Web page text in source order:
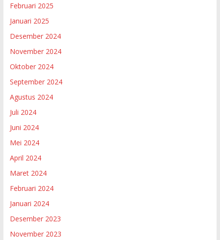
Februari 2025
Januari 2025
Desember 2024
November 2024
Oktober 2024
September 2024
Agustus 2024
Juli 2024
Juni 2024
Mei 2024
April 2024
Maret 2024
Februari 2024
Januari 2024
Desember 2023
November 2023